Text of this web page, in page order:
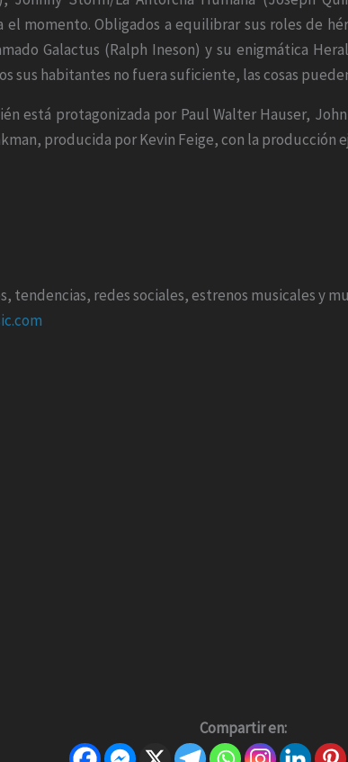
el momento. Obligados a equilibrar sus roles de
Galactus (Ralph Ineson) y su enigmática
sus habitantes no fuera suficiente, las cosas
está protagonizada por Paul Walter Hauser,
producida por Kevin Feige, con la producción
tendencias, redes sociales, estrenos musicales y
Compartir en: